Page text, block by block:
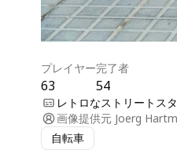
プレイヤー
63
完了者
54
レトロなストリートス
画像提供元 Joerg
自転車